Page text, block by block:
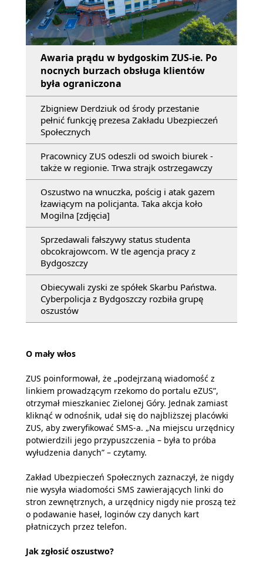
Awaria prądu w bydgoskim ZUS-ie. Po
nocnych burzach obsługa klientów
była ograniczona
Zbigniew Derdziuk od środy przestanie
pełnić funkcję prezesa Zakładu Ubezpieczeń
Społecznych
Pracownicy ZUS odeszli od swoich biurek -
także w regionie. Trwa strajk ostrzegawczy
Oszustwo na wnuczka, pościg i atak gazem
łzawiącym na policjanta. Taka akcja koło
Mogilna [zdjęcia]
Sprzedawali fałszywy status studenta
obcokrajowcom. W tle agencja pracy z
Bydgoszczy
Obiecywali zyski ze spółek Skarbu Państwa.
Cyberpolicja z Bydgoszczy rozbiła grupę
oszustów
O mały włos
ZUS poinformował, że „podejrzaną wiadomość z
linkiem prowadzącym rzekomo do portalu eZUS”,
otrzymał mieszkaniec Zielonej Góry. Jednak zamiast
kliknąć w odnośnik, udał się do najbliższej placówki
ZUS, aby zweryfikować SMS-a. „Na miejscu urzędnicy
potwierdzili jego przypuszczenia – była to próba
wyłudzenia danych” – czytamy.
Zakład Ubezpieczeń Społecznych zaznaczył, że nigdy
nie wysyła wiadomości SMS zawierających linki do
stron zewnętrznych, a urzędnicy nigdy nie proszą też
o podawanie haseł, loginów czy danych kart
płatniczych przez telefon.
Jak zgłosić oszustwo?